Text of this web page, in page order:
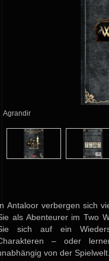
Agrandir
Antaloor verbergen sich
als Abenteurer im Two
sich auf ein
– oder
von der Spielwelt.